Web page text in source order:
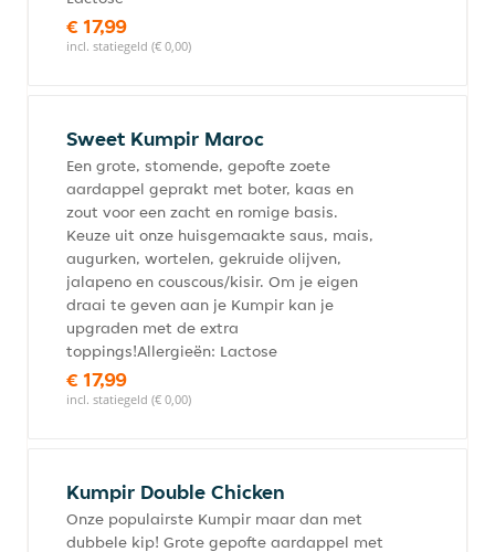
€ 17,99
incl. statiegeld (€ 0,00)
Sweet Kumpir Maroc
Een grote, stomende, gepofte zoete
aardappel geprakt met boter, kaas en
zout voor een zacht en romige basis.
Keuze uit onze huisgemaakte saus, mais,
augurken, wortelen, gekruide olijven,
jalapeno en couscous/kisir. Om je eigen
draai te geven aan je Kumpir kan je
upgraden met de extra
toppings!Allergieën: Lactose
€ 17,99
incl. statiegeld (€ 0,00)
Kumpir Double Chicken
Onze populairste Kumpir maar dan met
dubbele kip! Grote gepofte aardappel met